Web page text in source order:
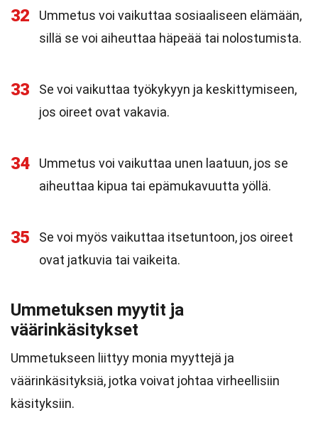
32
Ummetus voi vaikuttaa sosiaaliseen elämään,
sillä se voi aiheuttaa häpeää tai nolostumista.
33
Se voi vaikuttaa työkykyyn ja keskittymiseen,
jos oireet ovat vakavia.
34
Ummetus voi vaikuttaa unen laatuun, jos se
aiheuttaa kipua tai epämukavuutta yöllä.
35
Se voi myös vaikuttaa itsetuntoon, jos oireet
ovat jatkuvia tai vaikeita.
Ummetuksen myytit ja
väärinkäsitykset
Ummetukseen liittyy monia myyttejä ja
väärinkäsityksiä, jotka voivat johtaa virheellisiin
käsityksiin.